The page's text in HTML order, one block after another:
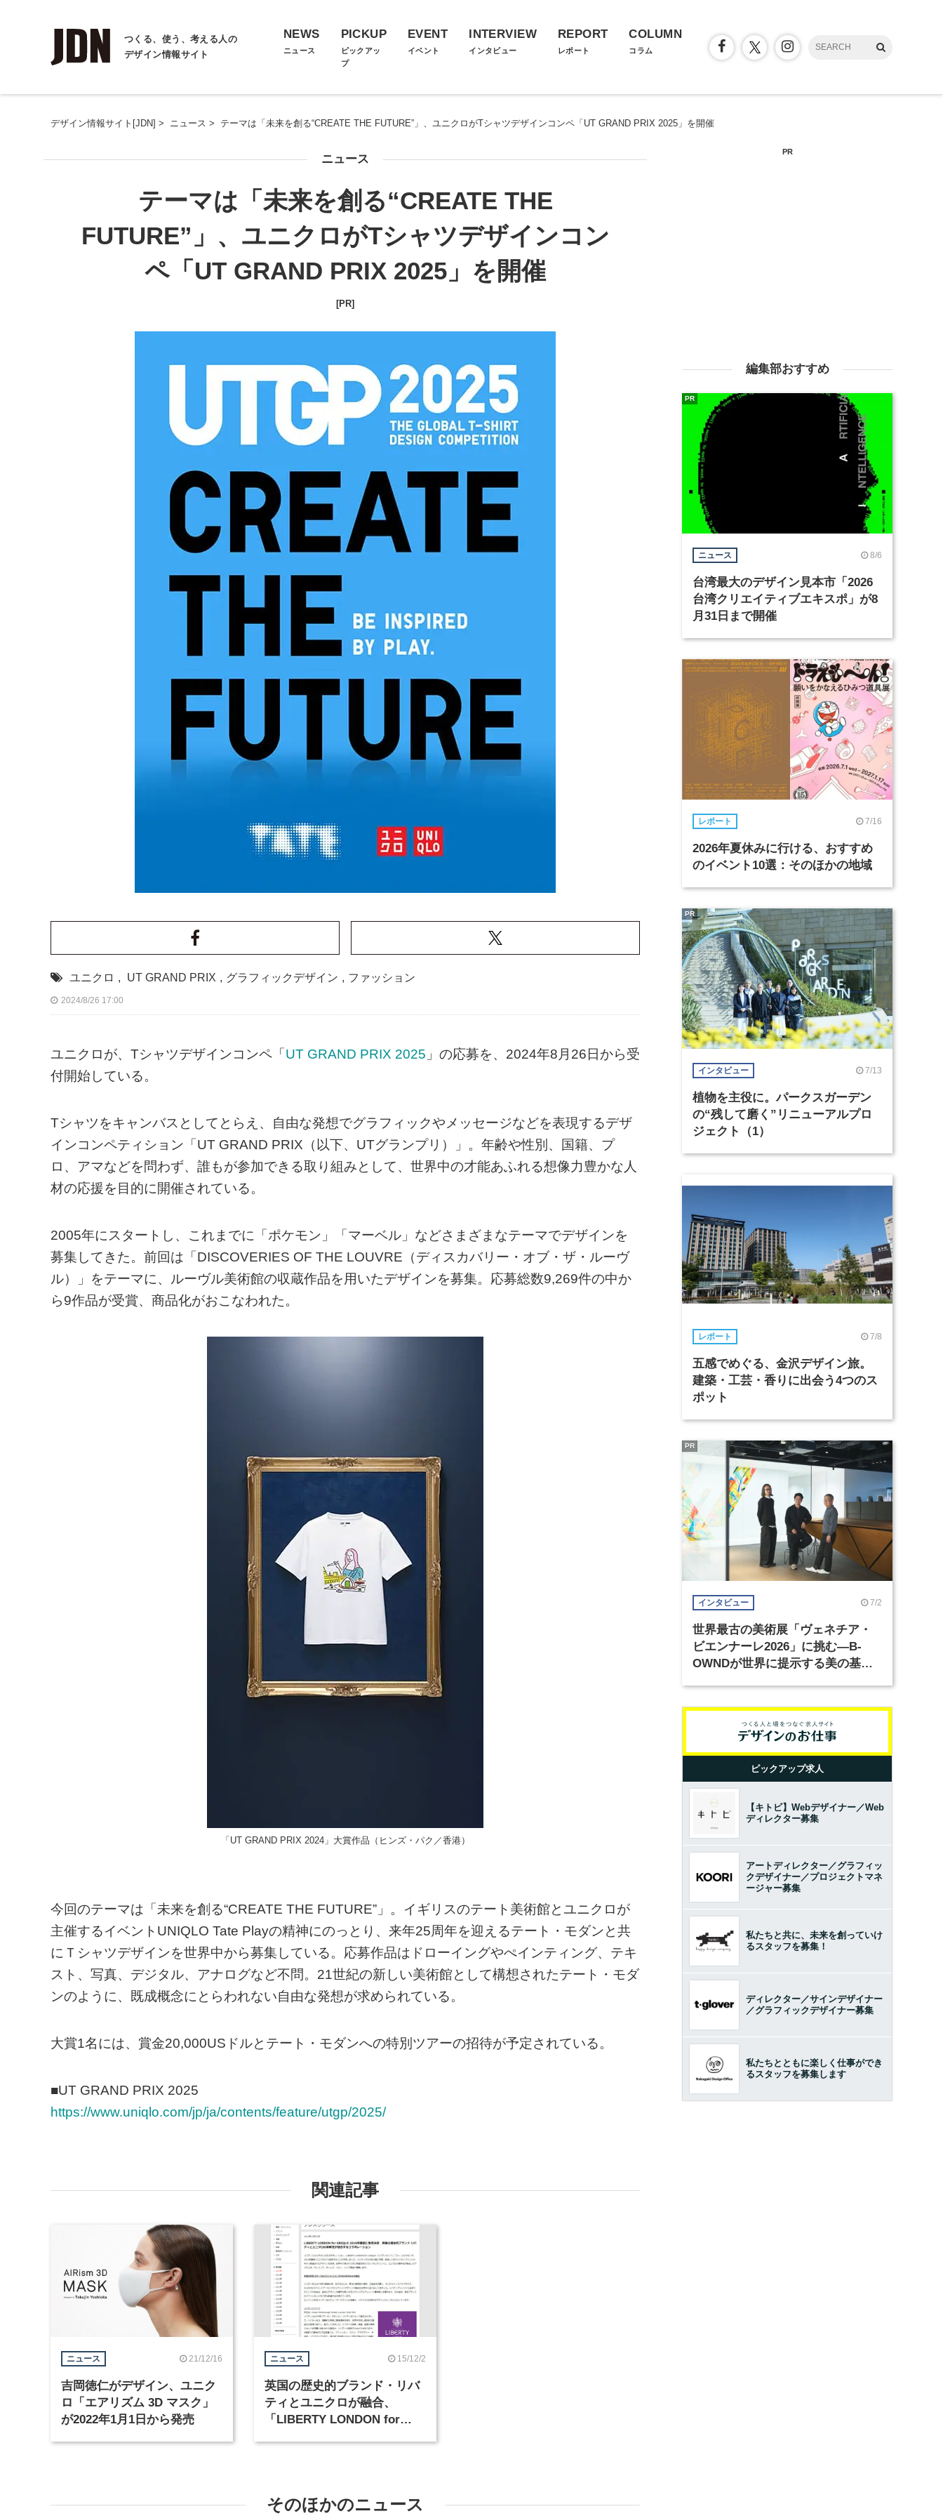
つくる、使う、考える人の
デザイン情報サイト
NEWS
ニュース
PICKUP
ピックアッ
プ
EVENT
イベント
INTERVIEW
インタビュー
REPORT
レポート
COLUMN
コラム
デザイン情報サイト[JDN] > ニュース > テーマは「未来を創る“CREATE THE FUTURE”」、ユニクロがTシャツデザインコンペ「UT GRAND PRIX 2025」を開催
ニュース
テーマは「未来を創る“CREATE THE
FUTURE”」、ユニクロがTシャツデザインコン
ペ「UT GRAND PRIX 2025」を開催
[PR]
ユニクロ , UT GRAND PRIX , グラフィックデザイン , ファッション
2024/8/26 17:00
ユニクロが、Tシャツデザインコンペ「 UT GRAND PRIX 2025 」の応募を、2024年8月26日から受
付開始している。
Tシャツをキャンバスとしてとらえ、自由な発想でグラフィックやメッセージなどを表現するデザ
インコンペティション「UT GRAND PRIX（以下、UTグランプリ）」。年齢や性別、国籍、プ
ロ、アマなどを問わず、誰もが参加できる取り組みとして、世界中の才能あふれる想像力豊かな人
材の応援を目的に開催されている。
2005年にスタートし、これまでに「ポケモン」「マーベル」などさまざまなテーマでデザインを
募集してきた。前回は「DISCOVERIES OF THE LOUVRE（ディスカバリー・オブ・ザ・ルーヴ
ル）」をテーマに、ルーヴル美術館の収蔵作品を用いたデザインを募集。応募総数9,269件の中か
ら9作品が受賞、商品化がおこなわれた。
「UT GRAND PRIX 2024」大賞作品（ヒンズ・パク／香港）
今回のテーマは「未来を創る“CREATE THE FUTURE”」。イギリスのテート美術館とユニクロが
主催するイベントUNIQLO Tate Playの精神にのっとり、来年25周年を迎えるテート・モダンと共
にＴシャツデザインを世界中から募集している。応募作品はドローイングやぺインティング、テキ
スト、写真、デジタル、アナログなど不問。21世紀の新しい美術館として構想されたテート・モダ
ンのように、既成概念にとらわれない自由な発想が求められている。
大賞1名には、賞金20,000USドルとテート・モダンへの特別ツアーの招待が予定されている。
■UT GRAND PRIX 2025
https://www.uniqlo.com/jp/ja/contents/feature/utgp/2025/
関連記事
ニュース 21/12/16
吉岡徳仁がデザイン、ユニク
ロ「エアリズム 3D マスク」
が2022年1月1日から発売
ニュース 15/12/2
英国の歴史的ブランド・リバ
ティとユニクロが融合、
「LIBERTY LONDON for
そのほかのニュース
PR
編集部おすすめ
ニュース 8/6
台湾最大のデザイン見本市「2026
台湾クリエイティブエキスポ」が8
月31日まで開催
PR
レポート 7/16
2026年夏休みに行ける、おすすめ
のイベント10選：そのほかの地域
インタビュー 7/13
植物を主役に。パークスガーデン
の“残して磨く”リニューアルプロ
ジェクト（1）
PR
レポート 7/8
五感でめぐる、金沢デザイン旅。
建築・工芸・香りに出会う4つのス
ポット
インタビュー 7/2
世界最古の美術展「ヴェネチア・
ビエンナーレ2026」に挑む―B-
OWNDが世界に提示する美の基準
PR
ピックアップ求人
【キトビ】Webデザイナー／Web
ディレクター募集
アートディレクター／グラフィッ
クデザイナー／プロジェクトマネ
ージャー募集
私たちと共に、未来を創っていけ
るスタッフを募集！
ディレクター／サインデザイナー
／グラフィックデザイナー募集
私たちとともに楽しく仕事ができ
るスタッフを募集します